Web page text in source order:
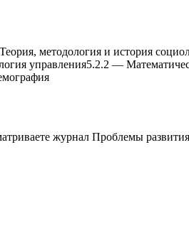
Теория, методология и история
управления5.2.2 —
журнал Проблемы